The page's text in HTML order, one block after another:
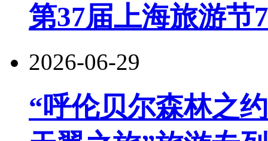
第37届上海旅游节
2026-06-29
“呼伦贝尔森林之